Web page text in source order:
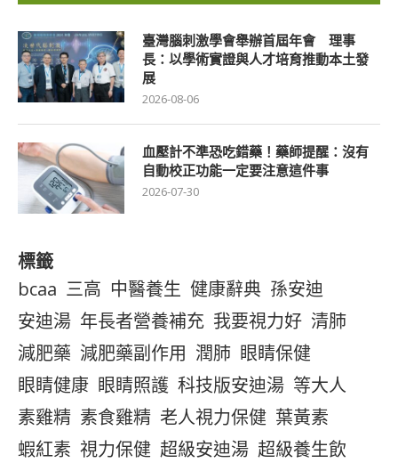
臺灣腦刺激學會舉辦首屆年會 理事
長：以學術實證與人才培育推動本土發
展
2026-08-06
血壓計不準恐吃錯藥！藥師提醒：沒有
自動校正功能一定要注意這件事
2026-07-30
標籤
bcaa 三高 中醫養生 健康辭典 孫安迪
安迪湯 年長者營養補充 我要視力好 清肺
減肥藥 減肥藥副作用 潤肺 眼睛保健
眼睛健康 眼睛照護 科技版安迪湯 等大人
素雞精 素食雞精 老人視力保健 葉黃素
蝦紅素 視力保健 超級安迪湯 超級養生飲